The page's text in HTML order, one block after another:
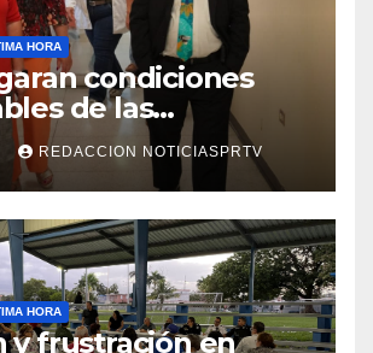
HORA
condiciones
de las
el Departamento
en Mayagüez
REDACCION NOTICIASPRTV
HORA
y frustración en